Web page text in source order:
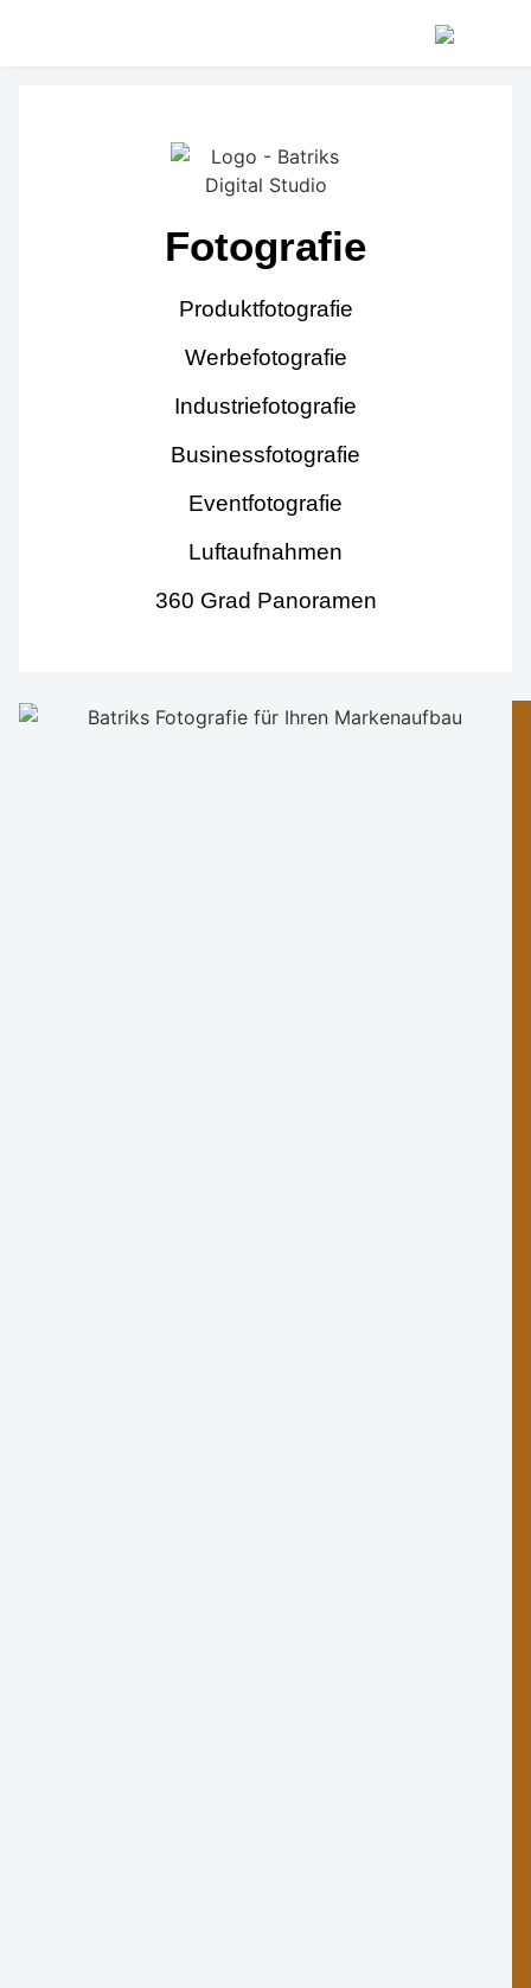
Fotografie
Produktfotografie
Werbefotografie
Industriefotografie
Businessfotografie
Eventfotografie
Luftaufnahmen
360 Grad Panoramen